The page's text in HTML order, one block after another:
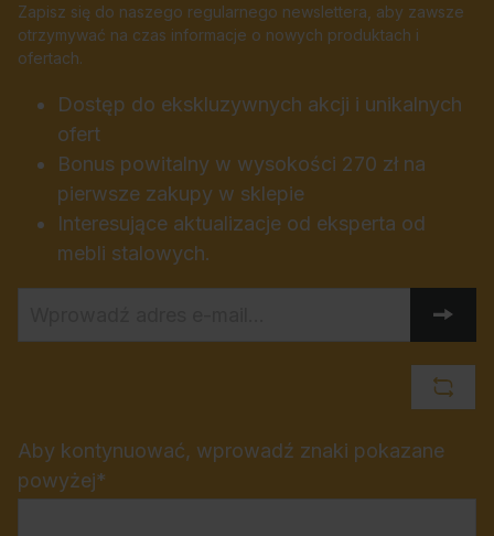
Zapisz się do naszego regularnego newslettera, aby zawsze
otrzymywać na czas informacje o nowych produktach i
ofertach.
Dostęp do ekskluzywnych akcji i unikalnych
ofert
Bonus powitalny w wysokości 270 zł na
pierwsze zakupy w sklepie
Interesujące aktualizacje od eksperta od
mebli stalowych.
Aby kontynuować, wprowadź znaki pokazane
powyżej*